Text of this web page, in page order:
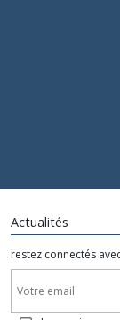
Actualités
restez connectés